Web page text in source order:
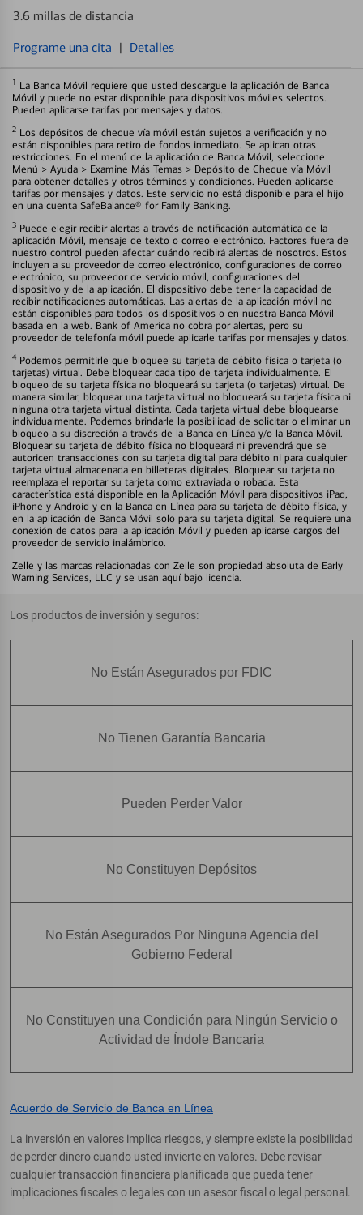
3.6 millas de distancia
Programe una cita | Detalles
1 La Banca Móvil requiere que usted descargue la aplicación de Banca
Móvil y puede no estar disponible para dispositivos móviles selectos.
Pueden aplicarse tarifas por mensajes y datos.
2 Los depósitos de cheque vía móvil están sujetos a verificación y no
están disponibles para retiro de fondos inmediato. Se aplican otras
restricciones. En el menú de la aplicación de Banca Móvil, seleccione
Menú > Ayuda > Examine Más Temas > Depósito de Cheque vía Móvil
para obtener detalles y otros términos y condiciones. Pueden aplicarse
tarifas por mensajes y datos. Este servicio no está disponible para el hijo
en una cuenta SafeBalance® for Family Banking.
3 Puede elegir recibir alertas a través de notificación automática de la
aplicación Móvil, mensaje de texto o correo electrónico. Factores fuera de
nuestro control pueden afectar cuándo recibirá alertas de nosotros. Estos
incluyen a su proveedor de correo electrónico, configuraciones de correo
electrónico, su proveedor de servicio móvil, configuraciones del
dispositivo y de la aplicación. El dispositivo debe tener la capacidad de
recibir notificaciones automáticas. Las alertas de la aplicación móvil no
están disponibles para todos los dispositivos o en nuestra Banca Móvil
basada en la web. Bank of America no cobra por alertas, pero su
proveedor de telefonía móvil puede aplicarle tarifas por mensajes y datos.
4 Podemos permitirle que bloquee su tarjeta de débito física o tarjeta (o
tarjetas) virtual. Debe bloquear cada tipo de tarjeta individualmente. El
bloqueo de su tarjeta física no bloqueará su tarjeta (o tarjetas) virtual. De
manera similar, bloquear una tarjeta virtual no bloqueará su tarjeta física ni
ninguna otra tarjeta virtual distinta. Cada tarjeta virtual debe bloquearse
individualmente. Podemos brindarle la posibilidad de solicitar o eliminar un
bloqueo a su discreción a través de la Banca en Línea y/o la Banca Móvil.
Bloquear su tarjeta de débito física no bloqueará ni prevendrá que se
autoricen transacciones con su tarjeta digital para débito ni para cualquier
tarjeta virtual almacenada en billeteras digitales. Bloquear su tarjeta no
reemplaza el reportar su tarjeta como extraviada o robada. Esta
característica está disponible en la Aplicación Móvil para dispositivos iPad,
iPhone y Android y en la Banca en Línea para su tarjeta de débito física, y
en la aplicación de Banca Móvil solo para su tarjeta digital. Se requiere una
conexión de datos para la aplicación Móvil y pueden aplicarse cargos del
proveedor de servicio inalámbrico.
Zelle y las marcas relacionadas con Zelle son propiedad absoluta de Early
Warning Services, LLC y se usan aquí bajo licencia.
Los productos de inversión y seguros:
No Están Asegurados por FDIC
No Tienen Garantía Bancaria
Pueden Perder Valor
No Constituyen Depósitos
No Están Asegurados Por Ninguna Agencia del
Gobierno Federal
No Constituyen una Condición para Ningún Servicio o
Actividad de Índole Bancaria
Acuerdo de Servicio de Banca en Línea
La inversión en valores implica riesgos, y siempre existe la posibilidad
de perder dinero cuando usted invierte en valores. Debe revisar
cualquier transacción financiera planificada que pueda tener
implicaciones fiscales o legales con un asesor fiscal o legal personal.